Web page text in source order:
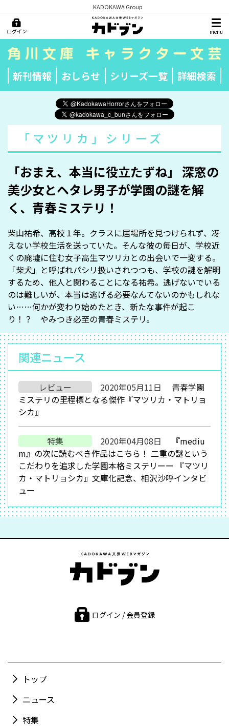
KADOKAWA Group
ログイン menu
新刊情報 おしらせ シリーズ一覧 詳細検索
「マツリカ」シリーズ
「おまえ、本当に役立たずね」 深窓の
美少女とヘタレ男子が学園の謎を解
く、青春ミステリ！
柴山祐希、高校１年。クラスに居場所を見つけられず、冴
えない学校生活を送っていた。そんな彼の毎日が、学校近
くの廃墟に住む女子高生マツリカとの出会いで一変する。
「柴犬」と呼ばれパシリ扱いされつつも、学校の謎を解明
するため、他人と関わることになる祐希。逃げないでいる
のは難しいが、本当は逃げる必要なんてないのかもしれな
い……何かが変わり始めたとき、新たな事件が起こ
り！？ やみつき必至の青春ミステリ。
関連ニュース
レビュー 2020年05月11日
青春学園
ミステリの里程標となる傑作『マツリカ・マトリョ
シカ』
特集 2020年04月08日
『mediu
m』の次に読むべき作品はこちら！ 二重の謎という
こだわりを追求した学園本格ミステリーー 『マツリ
カ・マトリョシカ』文庫化記念、相沢沙呼インタビ
ュー
ログイン / 会員登録
トップ
ニュース
特集